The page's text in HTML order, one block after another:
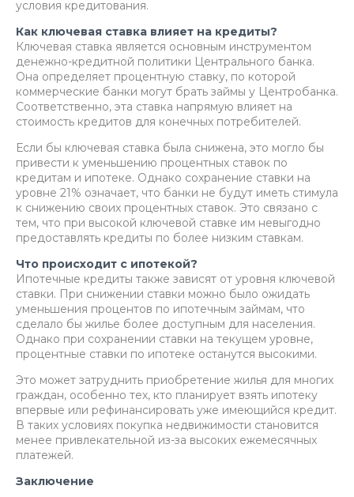
условия кредитования.
Как ключевая ставка влияет на кредиты?
Ключевая ставка является основным инструментом
денежно-кредитной политики Центрального банка.
Она определяет процентную ставку, по которой
коммерческие банки могут брать займы у Центробанка.
Соответственно, эта ставка напрямую влияет на
стоимость кредитов для конечных потребителей.
Если бы ключевая ставка была снижена, это могло бы
привести к уменьшению процентных ставок по
кредитам и ипотеке. Однако сохранение ставки на
уровне 21% означает, что банки не будут иметь стимула
к снижению своих процентных ставок. Это связано с
тем, что при высокой ключевой ставке им невыгодно
предоставлять кредиты по более низким ставкам.
Что происходит с ипотекой?
Ипотечные кредиты также зависят от уровня ключевой
ставки. При снижении ставки можно было ожидать
уменьшения процентов по ипотечным займам, что
сделало бы жилье более доступным для населения.
Однако при сохранении ставки на текущем уровне,
процентные ставки по ипотеке останутся высокими.
Это может затруднить приобретение жилья для многих
граждан, особенно тех, кто планирует взять ипотеку
впервые или рефинансировать уже имеющийся кредит.
В таких условиях покупка недвижимости становится
менее привлекательной из-за высоких ежемесячных
платежей.
Заключение